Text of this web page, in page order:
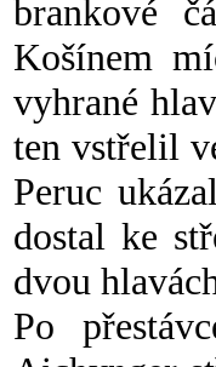
brankové
Košínem
vyhrané
ten vstřelil
Peruc
dostal ke
dvou
Po